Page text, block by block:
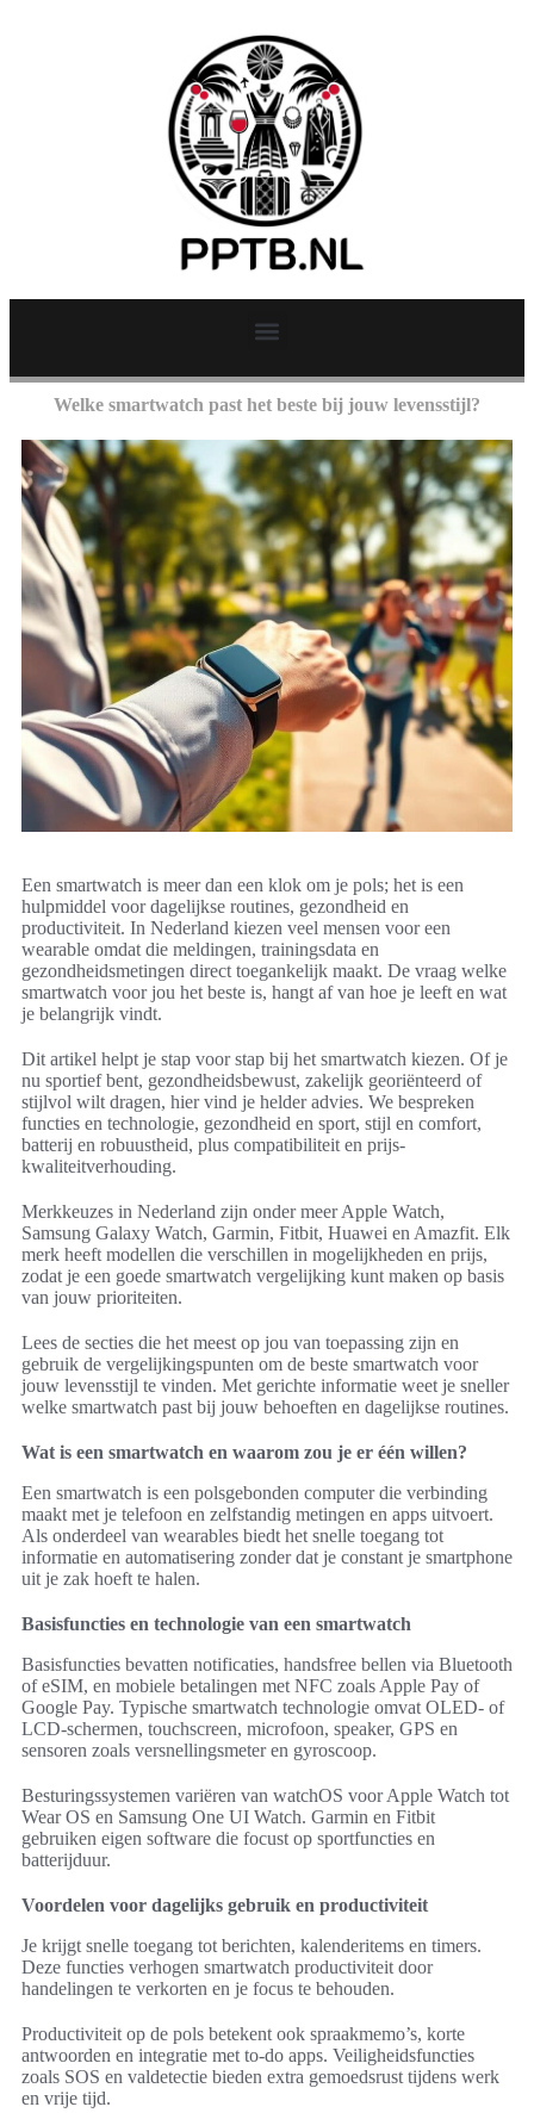
Welke smartwatch past het beste bij jouw levensstijl?
Een smartwatch is meer dan een klok om je pols; het is een
hulpmiddel voor dagelijkse routines, gezondheid en
productiviteit. In Nederland kiezen veel mensen voor een
wearable omdat die meldingen, trainingsdata en
gezondheidsmetingen direct toegankelijk maakt. De vraag welke
smartwatch voor jou het beste is, hangt af van hoe je leeft en wat
je belangrijk vindt.
Dit artikel helpt je stap voor stap bij het smartwatch kiezen. Of je
nu sportief bent, gezondheidsbewust, zakelijk georiënteerd of
stijlvol wilt dragen, hier vind je helder advies. We bespreken
functies en technologie, gezondheid en sport, stijl en comfort,
batterij en robuustheid, plus compatibiliteit en prijs-
kwaliteitverhouding.
Merkkeuzes in Nederland zijn onder meer Apple Watch,
Samsung Galaxy Watch, Garmin, Fitbit, Huawei en Amazfit. Elk
merk heeft modellen die verschillen in mogelijkheden en prijs,
zodat je een goede smartwatch vergelijking kunt maken op basis
van jouw prioriteiten.
Lees de secties die het meest op jou van toepassing zijn en
gebruik de vergelijkingspunten om de beste smartwatch voor
jouw levensstijl te vinden. Met gerichte informatie weet je sneller
welke smartwatch past bij jouw behoeften en dagelijkse routines.
Wat is een smartwatch en waarom zou je er één willen?
Een smartwatch is een polsgebonden computer die verbinding
maakt met je telefoon en zelfstandig metingen en apps uitvoert.
Als onderdeel van wearables biedt het snelle toegang tot
informatie en automatisering zonder dat je constant je smartphone
uit je zak hoeft te halen.
Basisfuncties en technologie van een smartwatch
Basisfuncties bevatten notificaties, handsfree bellen via Bluetooth
of eSIM, en mobiele betalingen met NFC zoals Apple Pay of
Google Pay. Typische smartwatch technologie omvat OLED- of
LCD-schermen, touchscreen, microfoon, speaker, GPS en
sensoren zoals versnellingsmeter en gyroscoop.
Besturingssystemen variëren van watchOS voor Apple Watch tot
Wear OS en Samsung One UI Watch. Garmin en Fitbit
gebruiken eigen software die focust op sportfuncties en
batterijduur.
Voordelen voor dagelijks gebruik en productiviteit
Je krijgt snelle toegang tot berichten, kalenderitems en timers.
Deze functies verhogen smartwatch productiviteit door
handelingen te verkorten en je focus te behouden.
Productiviteit op de pols betekent ook spraakmemo’s, korte
antwoorden en integratie met to-do apps. Veiligheidsfuncties
zoals SOS en valdetectie bieden extra gemoedsrust tijdens werk
en vrije tijd.